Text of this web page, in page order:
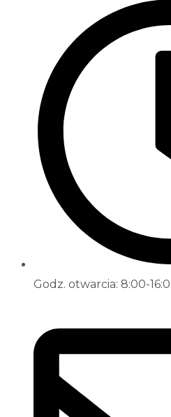
Godz. otwarcia: 8:00-